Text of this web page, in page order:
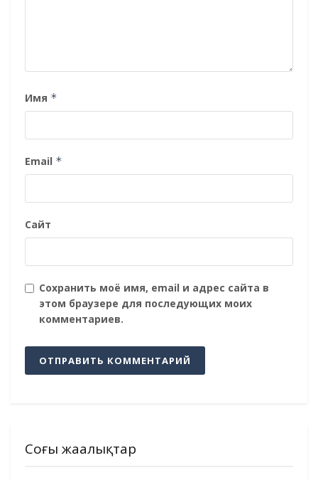
Имя *
Email *
Сайт
Сохранить моё имя, email и адрес сайта в
этом браузере для последующих моих
комментариев.
Соңғы жаңалықтар